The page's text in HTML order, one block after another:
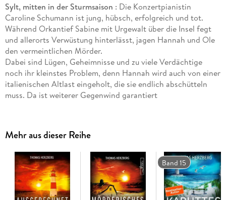
Sylt, mitten in der Sturmsaison : Die Konzertpianistin
Caroline Schumann ist jung, hübsch, erfolgreich und tot.
Während Orkantief Sabine mit Urgewalt über die Insel fegt
und allerorts Verwüstung hinterlässt, jagen Hannah und Ole
den vermeintlichen Mörder.
Dabei sind Lügen, Geheimnisse und zu viele Verdächtige
noch ihr kleinstes Problem, denn Hannah wird auch von einer
italienischen Altlast eingeholt, die sie endlich abschütteln
muss. Da ist weiterer Gegenwind garantiert
ermittelt" .
Jeder Fall ist in sich abgeschlossen. Es kann allerdings nicht
schaden, auch die anderen Fälle zu kennen ;)
Bisher erschienen:
" Ausgerechnet Sylt"
Mehr aus dieser Reihe
Band 15